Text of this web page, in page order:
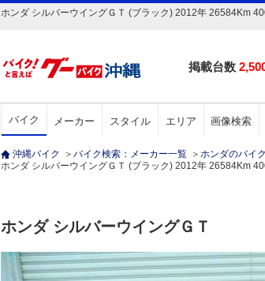
ホンダ シルバーウイングＧＴ (ブラック) 2012年 26584Km
掲載台数
バイク メーカー スタイル エリア 画像検索
沖縄バイク ＞ バイク検索：メーカー一覧 ＞ ホンダのバイク
ホンダ シルバーウイングＧＴ (ブラック) 2012年 26584Km
ホンダ シルバーウイングＧＴ